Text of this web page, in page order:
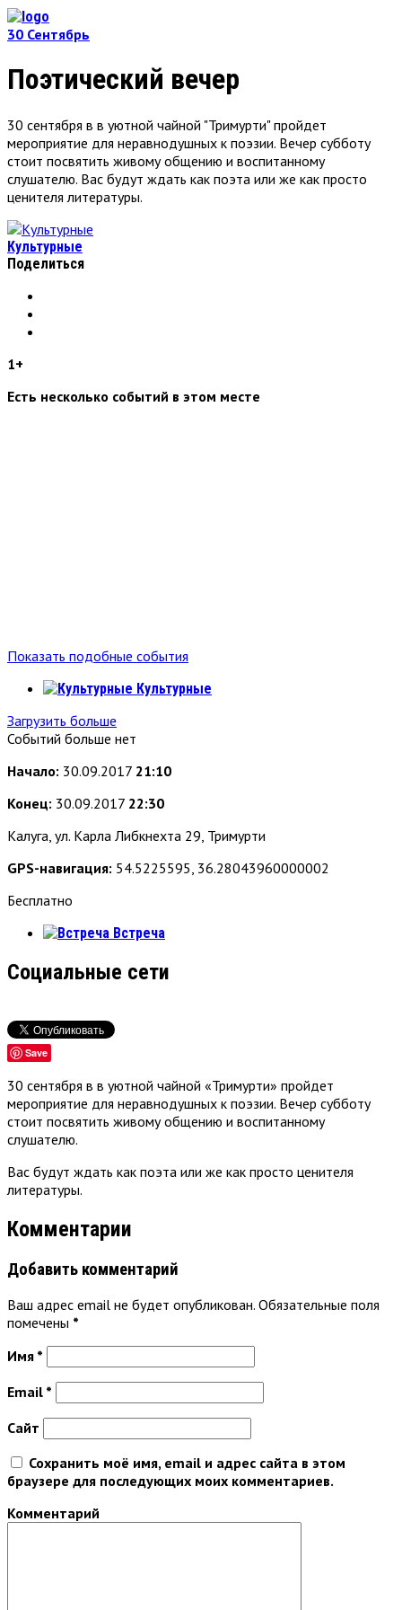
30 Сентябрь
Поэтический вечер
30 сентября в в уютной чайной "Тримурти" пройдет
мероприятие для неравнодушных к поэзии. Вечер субботу
стоит посвятить живому общению и воспитанному
слушателю. Вас будут ждать как поэта или же как просто
ценителя литературы.
Культурные
Поделиться
1+
Есть несколько событий в этом месте
Показать подобные события
Культурные
Загрузить больше
Событий больше нет
Начало: 30.09.2017 21:10
Конец: 30.09.2017 22:30
Калуга, ул. Карла Либкнехта 29, Тримурти
GPS-навигация: 54.5225595, 36.28043960000002
Бесплатно
Встреча
Социальные сети
Save
30 сентября в в уютной чайной «Тримурти» пройдет
мероприятие для неравнодушных к поэзии. Вечер субботу
стоит посвятить живому общению и воспитанному
слушателю.
Вас будут ждать как поэта или же как просто ценителя
литературы.
Комментарии
Добавить комментарий
Ваш адрес email не будет опубликован. Обязательные поля
помечены *
Имя *
Email *
Сайт
Сохранить моё имя, email и адрес сайта в этом
браузере для последующих моих комментариев.
Комментарий